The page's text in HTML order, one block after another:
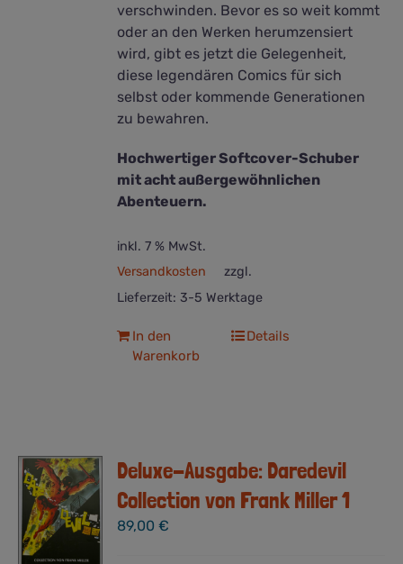
verschwinden. Bevor es so weit kommt
oder an den Werken herumzensiert
wird, gibt es jetzt die Gelegenheit,
diese legendären Comics für sich
selbst oder kommende Generationen
zu bewahren.
Hochwertiger Softcover-Schuber
mit acht außergewöhnlichen
Abenteuern.
inkl. 7 % MwSt.
zzgl.
Versandkosten
Lieferzeit: 3-5 Werktage
In den
Warenkorb
Details
Deluxe-Ausgabe: Daredevil
Collection von Frank Miller 1
89,00€